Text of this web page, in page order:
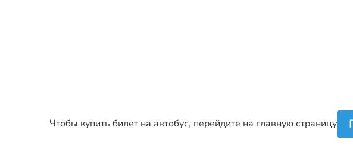
Чтобы купить билет на автобус, перейдите на главную страницу